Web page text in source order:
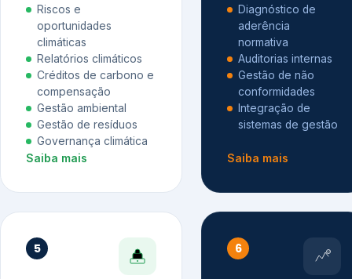
Riscos e
oportunidades
climáticas
Relatórios climáticos
Créditos de carbono e
compensação
Gestão ambiental
Gestão de resíduos
Governança climática
Saiba mais
Diagnóstico de
aderência
normativa
Auditorias internas
Gestão de não
conformidades
Integração de
sistemas de gestão
Saiba mais
5 6